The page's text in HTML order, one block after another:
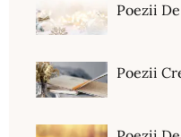
Poezii
Poezii